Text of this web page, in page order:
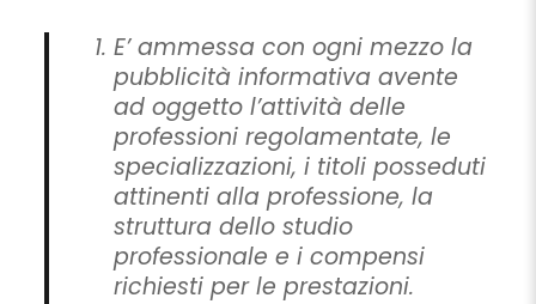
E’ ammessa con ogni mezzo la
pubblicità informativa avente
ad oggetto l’attività delle
professioni regolamentate, le
specializzazioni, i titoli posseduti
attinenti alla professione, la
struttura dello studio
professionale e i compensi
richiesti per le prestazioni.